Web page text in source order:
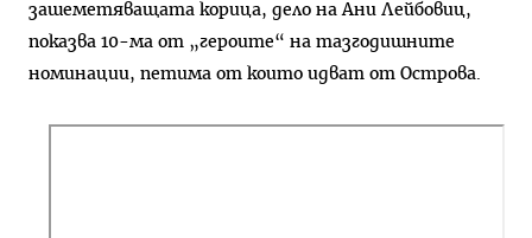
зашеметяващата корица, дело на Ани Лейбовиц,
показва 10-ма от „героите“ на тазгодишните
номинации, петима от които идват от Острова.